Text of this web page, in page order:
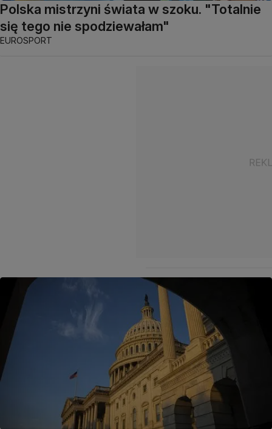
Polska mistrzyni świata w szoku. "Totalnie
się tego nie spodziewałam"
EUROSPORT